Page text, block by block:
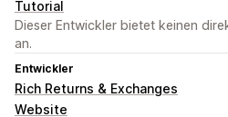
Tutorial
Dieser Entwickler bietet keinen
an.
Entwickler
Rich Returns & Exchanges
Website